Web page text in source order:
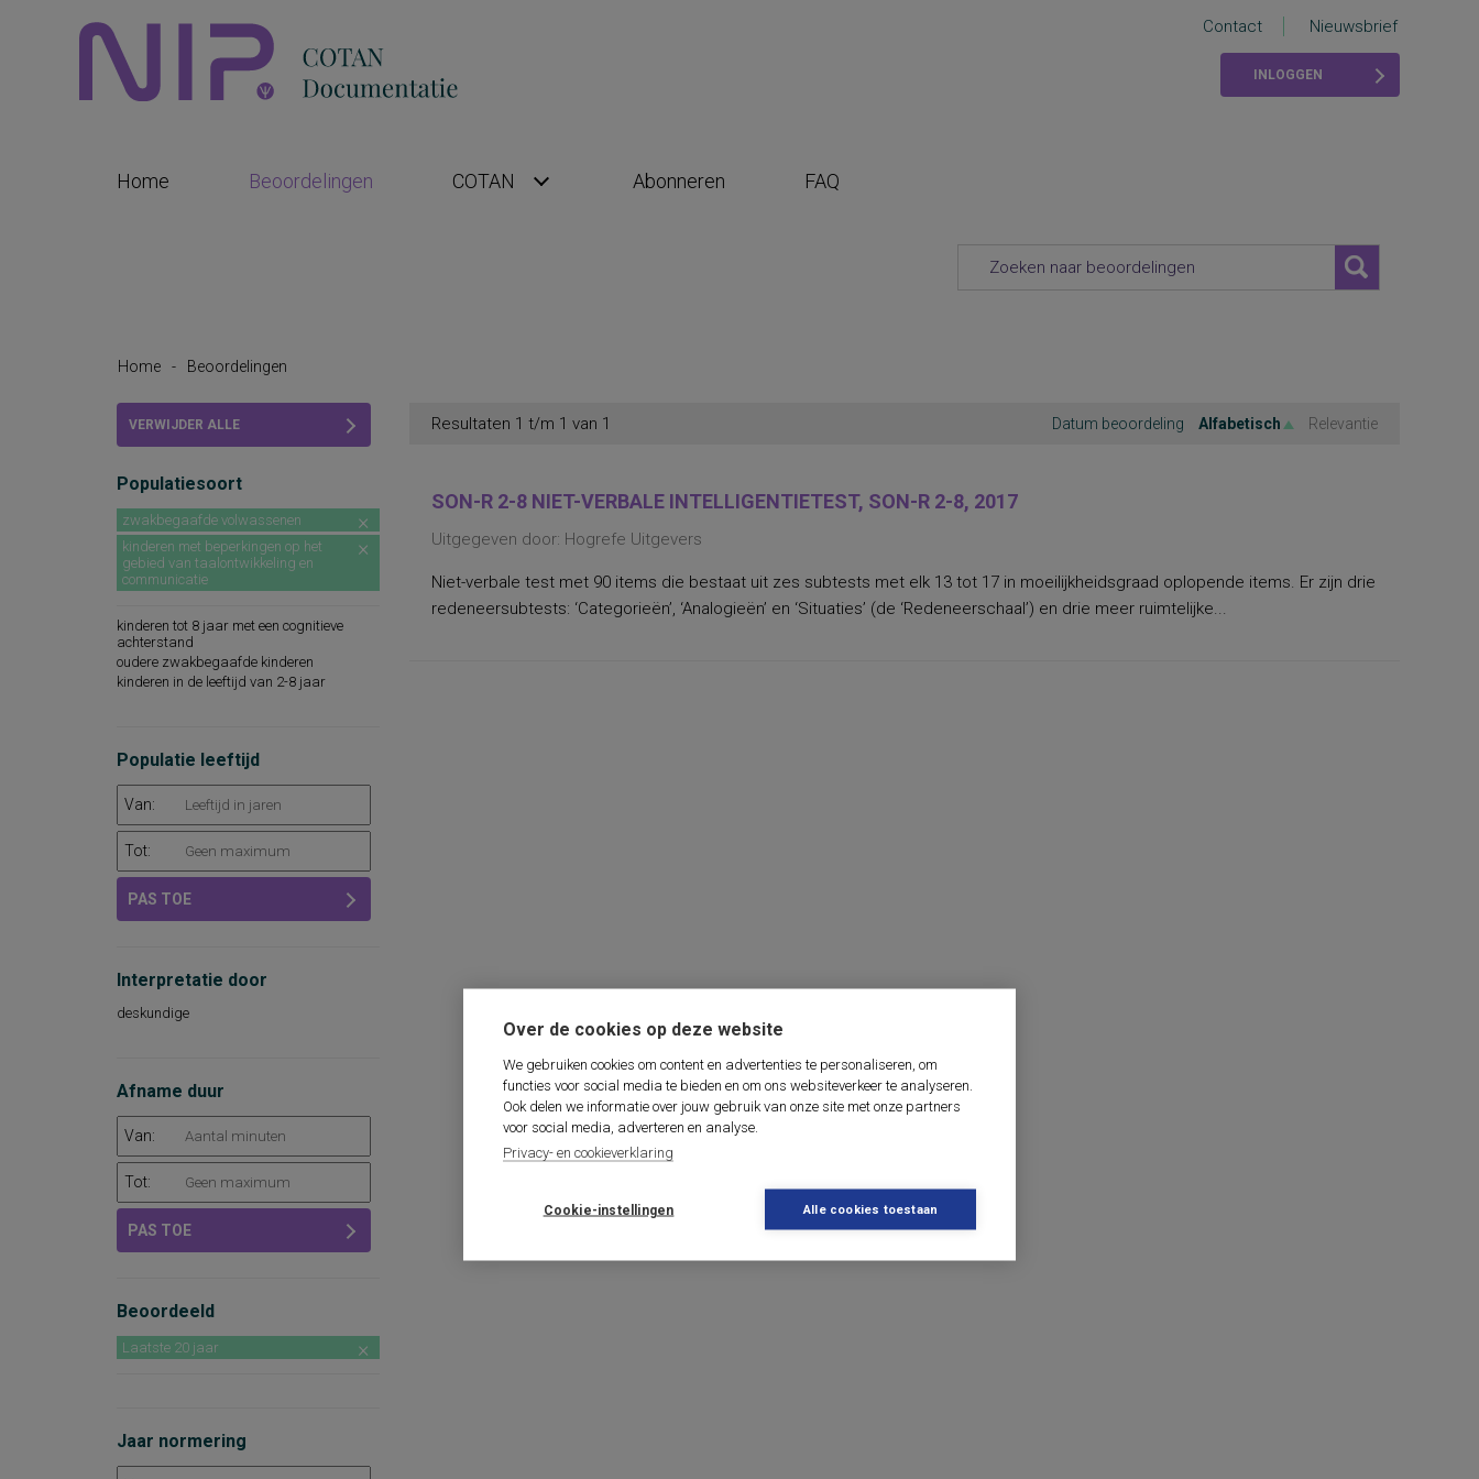
Over de cookies op deze website
We gebruiken cookies om content en advertenties te personaliseren, om
functies voor social media te bieden en om ons websiteverkeer te analyseren.
Ook delen we informatie over jouw gebruik van onze site met onze partners
voor social media, adverteren en analyse.
Privacy- en cookieverklaring
Cookie-instellingen Alle cookies toestaan
Contact Nieuwsbrief
INLOGGEN
Home Beoordelingen COTAN Abonneren FAQ
Home - Beoordelingen
VERWIJDER ALLE
Populatiesoort
zwakbegaafde volwassenen
kinderen met beperkingen op het
gebied van taalontwikkeling en
communicatie
kinderen tot 8 jaar met een cognitieve
achterstand
oudere zwakbegaafde kinderen
kinderen in de leeftijd van 2-8 jaar
Populatie leeftijd
Van:
Tot:
PAS TOE
Interpretatie door
deskundige
Afname duur
Van:
Tot:
PAS TOE
Beoordeeld
Laatste 20 jaar
Jaar normering
Resultaten 1 t/m 1 van 1 Datum beoordeling Alfabetisch Relevantie
SON-R 2-8 NIET-VERBALE INTELLIGENTIETEST, SON-R 2-8, 2017
Uitgegeven door: Hogrefe Uitgevers
Niet-verbale test met 90 items die bestaat uit zes subtests met elk 13 tot 17 in moeilijkheidsgraad oplopende items. Er zijn drie
redeneersubtests: ‘Categorieën’, ‘Analogieën’ en ‘Situaties’ (de ‘Redeneerschaal’) en drie meer ruimtelijke...